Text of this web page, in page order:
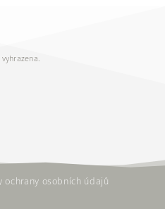
ochrany osobních údajů